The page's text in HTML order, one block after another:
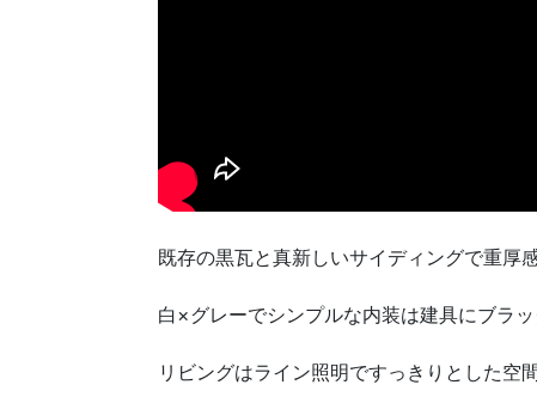
既存の黒瓦と真新しいサイディングで重厚
白×グレーでシンプルな内装は建具にブラ
リビングはライン照明ですっきりとした空